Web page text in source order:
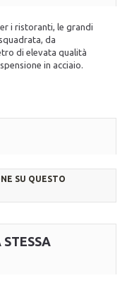
i ristoranti, le grandi
da
di elevata qualità
in acciaio.
SU QUESTO